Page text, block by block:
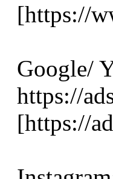
[https://
Google/
https://
[https://